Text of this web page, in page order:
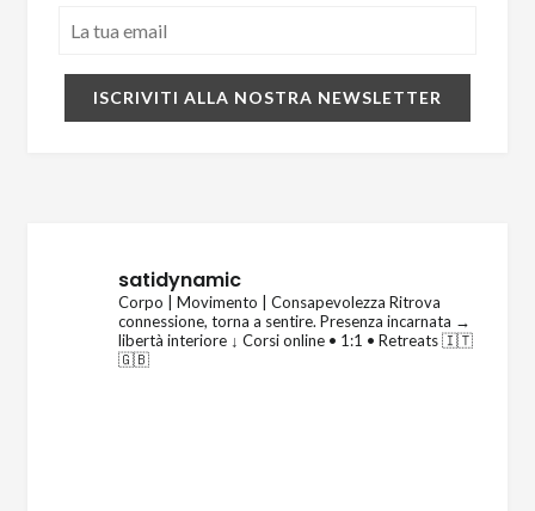
satidynamic
Corpo | Movimento | Consapevolezza Ritrova
connessione, torna a sentire. Presenza incarnata →
libertà interiore↓ Corsi online • 1:1 • Retreats 🇮🇹
🇬🇧